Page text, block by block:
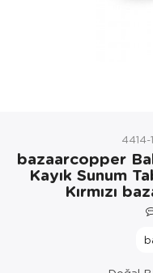
bazaarcopper
Kayık Sunum
Kırmızı